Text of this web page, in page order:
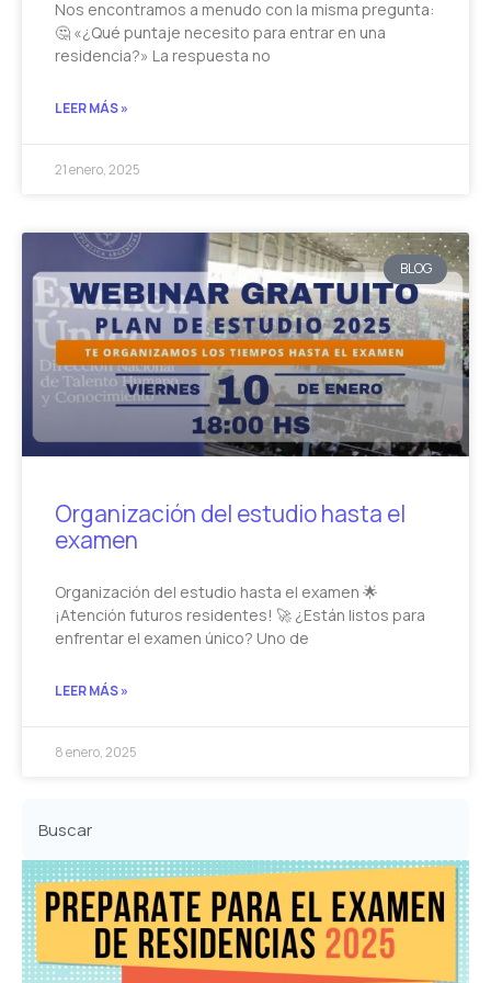
Nos encontramos a menudo con la misma pregunta:
🤔 «¿Qué puntaje necesito para entrar en una
residencia?» La respuesta no
LEER MÁS »
21 enero, 2025
BLOG
Organización del estudio hasta el
examen
Organización del estudio hasta el examen 🌟
¡Atención futuros residentes! 🚀 ¿Están listos para
enfrentar el examen único? Uno de
LEER MÁS »
8 enero, 2025